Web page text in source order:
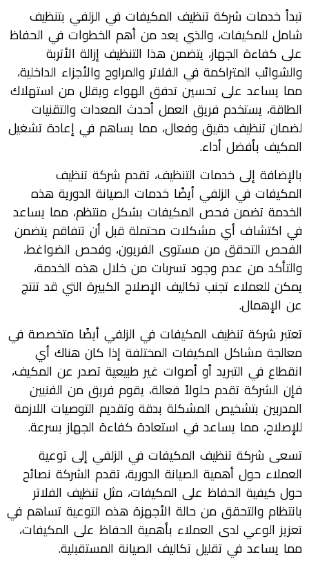
تبدأ خدمات شركة تنظيف المكيفات في الزلفي بتنظيف
شامل للمكيفات، والذي يعد من أهم الخطوات في الحفاظ
على كفاءة الجهاز، يتضمن هذا التنظيف إزالة الأتربة
والشوائب المتراكمة في الفلاتر والمراوح والأجزاء الداخلية،
مما يساعد على تحسين تدفق الهواء ويقلل من استهلاك
الطاقة، يستخدم فريق العمل أحدث المعدات والتقنيات
لضمان تنظيف دقيق وفعال، مما يساهم في إعادة تشغيل
المكيف بأفضل أداء.
بالإضافة إلى خدمات التنظيف، تقدم شركة تنظيف
المكيفات في الزلفي أيضًا خدمات الصيانة الدورية هذه
الخدمة تضمن فحص المكيفات بشكل منتظم، مما يساعد
في اكتشاف أي مشكلات محتملة قبل أن تتفاقم يتضمن
الفحص التحقق من مستوى الفريون، وفحص الضواغط،
والتأكد من عدم وجود تسربات من خلال هذه الخدمة،
يمكن للعملاء تجنب تكاليف الإصلاح الكبيرة التي قد تنتج
عن الإهمال.
تعتبر شركة تنظيف المكيفات في الزلفي أيضًا متخصصة في
معالجة مشاكل المكيفات المختلفة إذا كان هناك أي
انقطاع في التبريد أو أصوات غير طبيعية تصدر عن المكيف،
فإن الشركة تقدم حلولاً فعالة، يقوم فريق من الفنيين
المدربين بتشخيص المشكلة بدقة وتقديم التوصيات اللازمة
للإصلاح، مما يساعد في استعادة كفاءة الجهاز بسرعة.
تسعى شركة تنظيف المكيفات في الزلفي إلى توعية
العملاء حول أهمية الصيانة الدورية، تقدم الشركة نصائح
حول كيفية الحفاظ على المكيفات، مثل تنظيف الفلاتر
بانتظام والتحقق من حالة الأجهزة هذه التوعية تساهم في
تعزيز الوعي لدى العملاء بأهمية الحفاظ على المكيفات،
مما يساعد في تقليل تكاليف الصيانة المستقبلية.